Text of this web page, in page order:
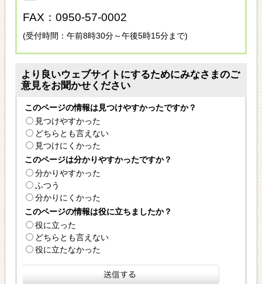
FAX：0950-57-0002
(受付時間：午前8時30分～午後5時15分まで)
より良いウェブサイトにするためにみなさまのご
意見をお聞かせください
このページの情報は見つけやすかったですか？
見つけやすかった
どちらとも言えない
見つけにくかった
このページは分かりやすかったですか？
分かりやすかった
ふつう
分かりにくかった
このページの情報は役に立ちましたか？
役に立った
どちらとも言えない
役に立たなかった